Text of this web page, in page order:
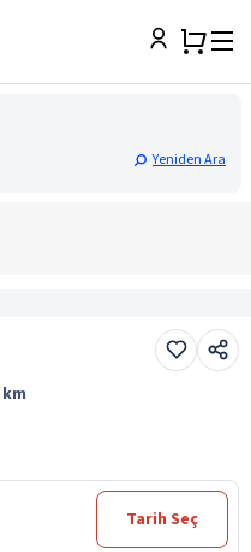
Yeniden Ara
km
Tarih Seç